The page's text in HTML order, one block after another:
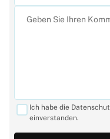
Ich habe die
einverstanden.